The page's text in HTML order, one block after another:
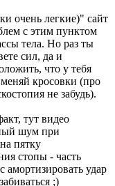
очень легкие)" сайт
с этим пунктом
тела. Но раз ты
сил, да и
что у тебя
кросовки (про
не забудь).
тут видео
шум при
пятку
стопы - часть
амортизировать удар
;)